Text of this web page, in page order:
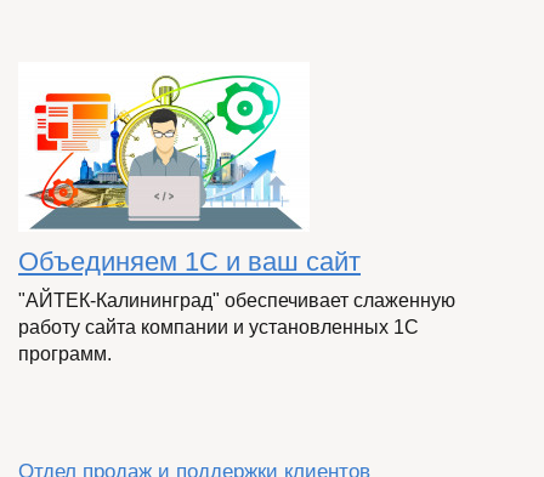
Объединяем 1С и ваш сайт
"АЙТЕК-Калининград" обеспечивает слаженную
работу сайта компании и установленных 1С
программ.
Отдел продаж и поддержки клиентов